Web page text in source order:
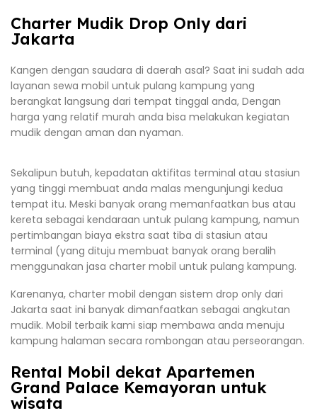
Charter Mudik Drop Only dari
Jakarta
Kangen dengan saudara di daerah asal? Saat ini sudah ada
layanan sewa mobil untuk pulang kampung yang
berangkat langsung dari tempat tinggal anda, Dengan
harga yang relatif murah anda bisa melakukan kegiatan
mudik dengan aman dan nyaman.
Sekalipun butuh, kepadatan aktifitas terminal atau stasiun
yang tinggi membuat anda malas mengunjungi kedua
tempat itu. Meski banyak orang memanfaatkan bus atau
kereta sebagai kendaraan untuk pulang kampung, namun
pertimbangan biaya ekstra saat tiba di stasiun atau
terminal (yang dituju membuat banyak orang beralih
menggunakan jasa charter mobil untuk pulang kampung.
Karenanya, charter mobil dengan sistem drop only dari
Jakarta saat ini banyak dimanfaatkan sebagai angkutan
mudik. Mobil terbaik kami siap membawa anda menuju
kampung halaman secara rombongan atau perseorangan.
Rental Mobil dekat Apartemen
Grand Palace Kemayoran untuk
wisata